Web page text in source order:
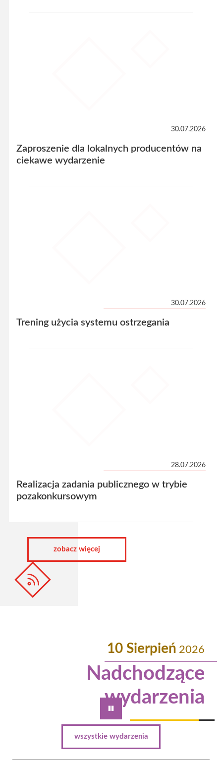
30.07.2026
Zaproszenie dla lokalnych producentów na
ciekawe wydarzenie
30.07.2026
Trening użycia systemu ostrzegania
28.07.2026
Realizacja zadania publicznego w trybie
pozakonkursowym
Aktualności
zobacz więcej
rss
10 Sierpień 2026
Nadchodzące
wydarzenia
pauza
wszystkie wydarzenia